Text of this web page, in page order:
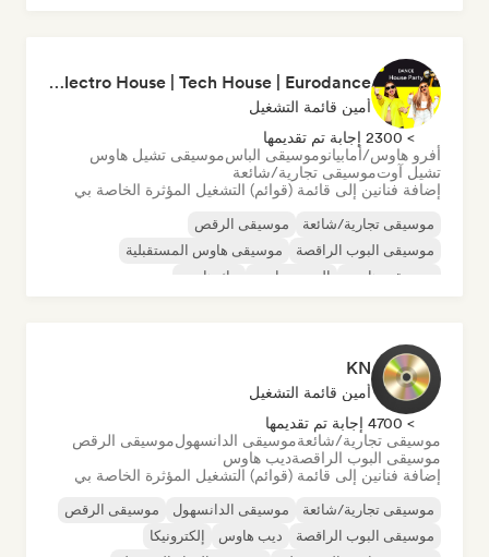
Dance House Party 2026⚡️Pop Dance | EDM | Pop EDM | Dance | Electro House | Tech House | Eurodance
أمين قائمة التشغيل
> 2300 إجابة تم تقديمها
أفرو هاوس/أمابيانوموسيقى الباسموسيقى تشيل هاوس
تشيل آوتموسيقى تجارية/شائعة
إضافة فنانين إلى قائمة (قوائم) التشغيل المؤثرة الخاصة بي
موسيقى تجارية/شائعة
موسيقى الرقص
موسيقى البوب الراقصة
موسيقى هاوس المستقبلية
موسيقى هاوس
السي-ترانس
تيك هاوس
KN
أمين قائمة التشغيل
> 4700 إجابة تم تقديمها
موسيقى تجارية/شائعةموسيقى الدانسهولموسيقى الرقص
موسيقى البوب الراقصةديب هاوس
إضافة فنانين إلى قائمة (قوائم) التشغيل المؤثرة الخاصة بي
موسيقى تجارية/شائعة موسيقى الدانسهول
موسيقى الرقص
موسيقى البوب الراقصة
ديب هاوس
إلكترونيكا